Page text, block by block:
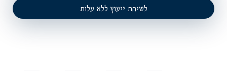
לשיחת ייעוץ ללא עלות